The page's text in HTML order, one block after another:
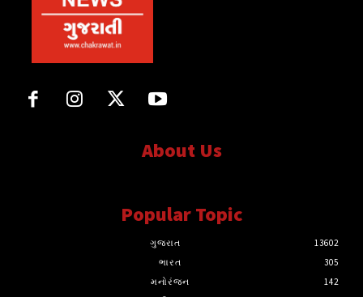
About Us
Popular Topic
ગુજરાત
13602
ભારત
305
મનોરંજન
142